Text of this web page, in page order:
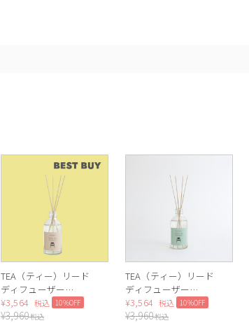
TEA（ティー）リード
ディフューザー
（Lotus tea）
¥3,564 税込 10%OFF
¥3,960税込
TEA（ティー）リード
ディフューザー
（Green tea）
¥3,564 税込 10%OFF
¥3,960税込